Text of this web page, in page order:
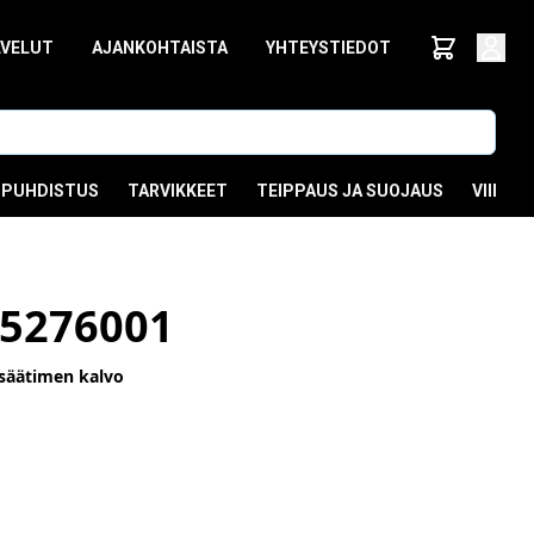
AJANKOHTAISTA YHTEYSTIEDOT
PUHDISTUS TARVIKKEET TEIPPAUS JA SUOJAUS
kalvo